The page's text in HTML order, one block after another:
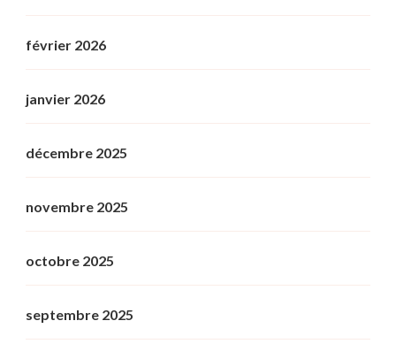
février 2026
janvier 2026
décembre 2025
novembre 2025
octobre 2025
septembre 2025